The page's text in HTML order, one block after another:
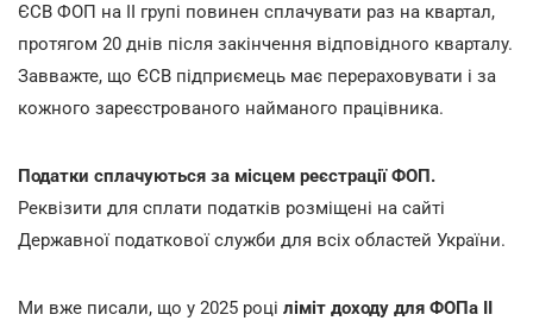
ЄСВ ФОП на ІІ групі повинен сплачувати раз на квартал,
протягом 20 днів після закінчення відповідного кварталу.
Завважте, що ЄСВ підприємець має перераховувати і за
кожного зареєстрованого найманого працівника.
Податки сплачуються за місцем реєстрації ФОП.
Реквізити для сплати податків розміщені на сайті
Державної податкової служби для всіх областей України.
Ми вже писали, що у 2025 році ліміт доходу для ФОПа ІІ